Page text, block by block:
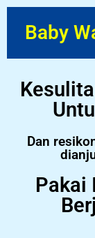
Baby
Dan
Pakai